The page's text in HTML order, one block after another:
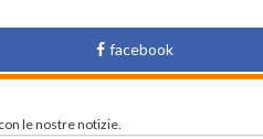
facebook
le nostre notizie.